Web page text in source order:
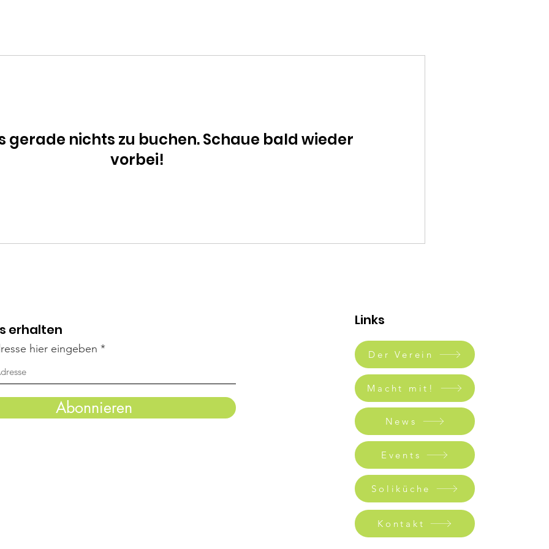
gerade nichts zu buchen. Schaue bald wieder
vorbei!
erhalten
hier eingeben
Abonnieren
Links
Der Verein
Macht mit!
News
Events
Soliküche
Kontakt